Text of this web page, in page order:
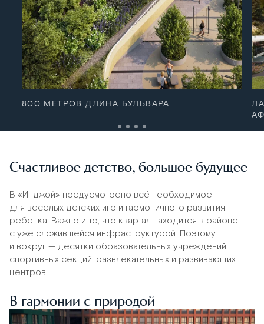
800 МЕТРОВ ДЛИНА БУЛЬВАРА
Счастливое детство, большое будущее
В «Инджой» предусмотрено всё необходимое
для весёлых детских игр и гармоничного развития
ребёнка. Важно и то, что квартал находится в районе
с уже сложившейся инфраструктурой. Поэтому
и вокруг — десятки образовательных учреждений,
спортивных секций, развлекательных и развивающих
центров.
В гармонии с природой